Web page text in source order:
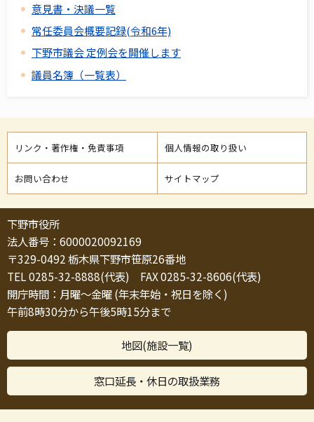
意見書・決議一覧
常任委員会概要記録(令和6年)
下野市議会 定例会を開催します
議員名簿（一覧表）
リンク・著作権・免責事項 個人情報の取り扱い
お問い合わせ サイトマップ
下野市役所
法人番号：6000020092169
〒329-0492 栃木県下野市笹原26番地
TEL 0285-32-8888(代表) FAX 0285-32-8606(代表)
開庁時間：月曜～金曜 (年末年始・祝日を除く)
午前8時30分から午後5時15分まで
地図(施設一覧)
窓口延長・休日の取扱業務